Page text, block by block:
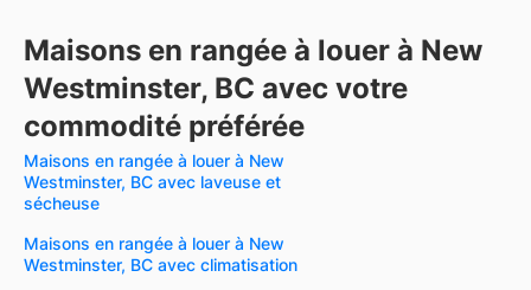
Maisons en rangée à louer à New
Westminster, BC avec votre
commodité préférée
Maisons en rangée à louer à New
Westminster, BC avec laveuse et
sécheuse
Maisons en rangée à louer à New
Westminster, BC avec climatisation